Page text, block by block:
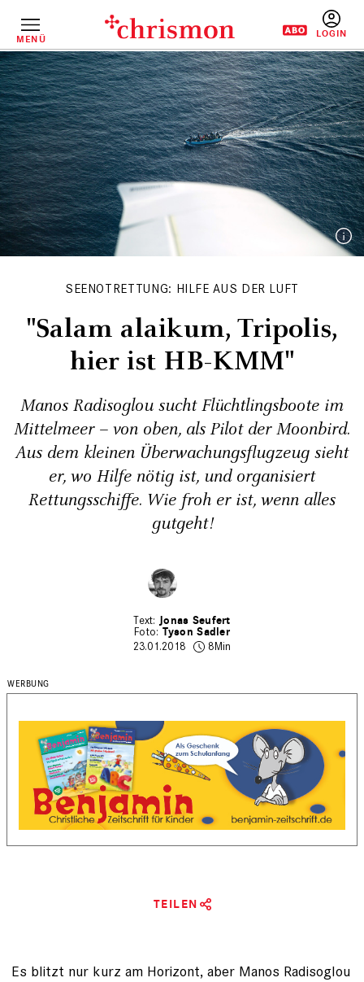
InhaltMENÜ
SEENOTRETTUNG: HILFE AUS DER LUFT
"Salam alaikum, Tripolis,
hier ist HB-KMM"
Manos Radisoglou sucht Flüchtlingsboote im
Mittelmeer – von oben, als Pilot der Moonbird.
Aus dem kleinen Überwachungsflugzeug sieht
er, wo Hilfe nötig ist, und organisiert
Rettungsschiffe. Wie froh er ist, wenn alles
gutgeht!
Jonas Seufert
Tyson Sadler
23.01.2018
8Min
TEILEN
Es blitzt nur kurz am Horizont, aber Manos Radisoglou